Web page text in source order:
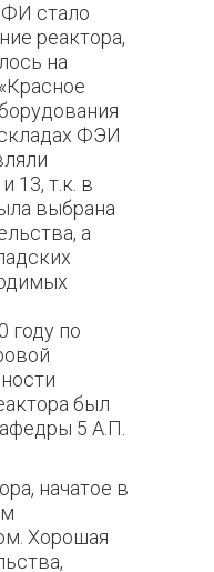
стало
реактора,
на
ФЭИ
13, т.к. в
выбрана
а
году по
был
5 А.П.
начатое в
Хорошая